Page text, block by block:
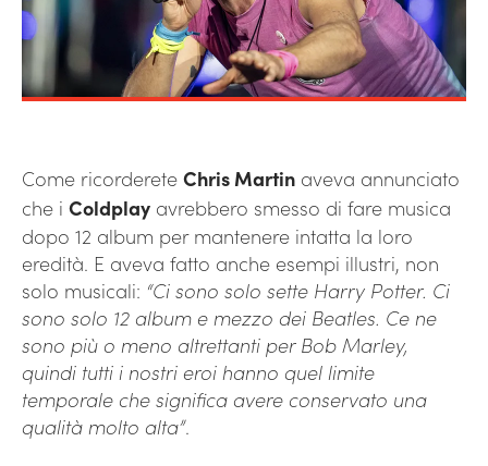
Come ricorderete Chris Martin aveva annunciato
che i Coldplay avrebbero smesso di fare musica
dopo 12 album per mantenere intatta la loro
eredità. E aveva fatto anche esempi illustri, non
solo musicali: “Ci sono solo sette Harry Potter. Ci
sono solo 12 album e mezzo dei Beatles. Ce ne
sono più o meno altrettanti per Bob Marley,
quindi tutti i nostri eroi hanno quel limite
temporale che significa avere conservato una
qualità molto alta”.